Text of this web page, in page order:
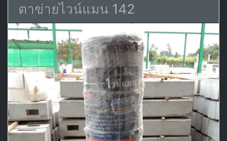
ตาข่ายไวน์แมน 142